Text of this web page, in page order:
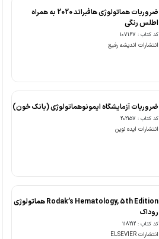
ضروریات هماتولوژی هافبراند 2020 به همراه
اطلس رنگی
کد کتاب : 107167
انتشارات اندیشه رفیع
ضروریات آزمایشگاه ایمونوهماتولوژی (بانک خون)
کد کتاب : 202157
انتشارات ایده نوین
Rodak’s Hematology, 5th Edition هماتولوژی
روداک
کد کتاب : 118212
انتشارات ELSEVIER